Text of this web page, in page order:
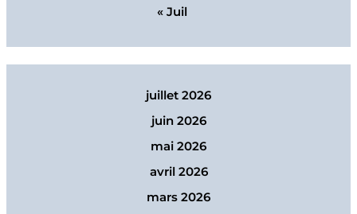
« Juil
juillet 2026
juin 2026
mai 2026
avril 2026
mars 2026